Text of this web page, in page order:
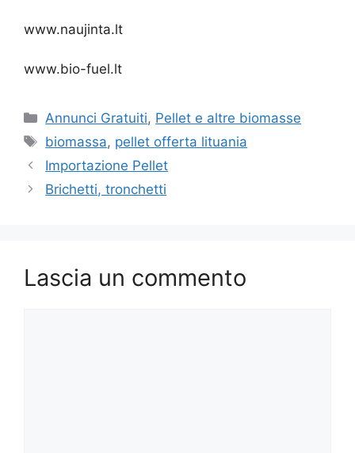
www.naujinta.lt
www.bio-fuel.lt
Categorie
Annunci Gratuiti, Pellet e altre biomasse
Tag
biomassa, pellet offerta lituania
Importazione Pellet
Brichetti, tronchetti
Lascia un commento